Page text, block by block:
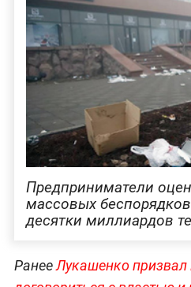
Предприниматели
массовых
десятки миллиардов
РанееЛукашенко призвал